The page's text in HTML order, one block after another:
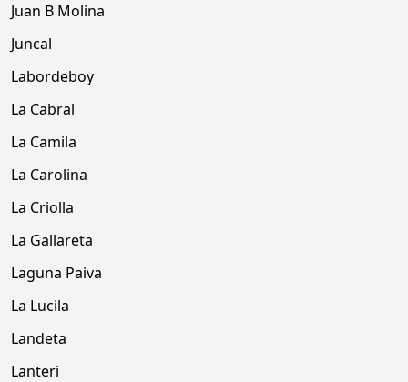
Juan B Molina
Juncal
Labordeboy
La Cabral
La Camila
La Carolina
La Criolla
La Gallareta
Laguna Paiva
La Lucila
Landeta
Lanteri